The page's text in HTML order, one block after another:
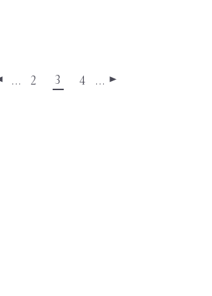
… 2 3 4 … ▶